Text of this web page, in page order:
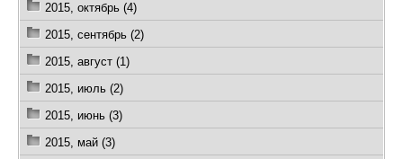
2015, октябрь (4)
2015, сентябрь (2)
2015, август (1)
2015, июль (2)
2015, июнь (3)
2015, май (3)